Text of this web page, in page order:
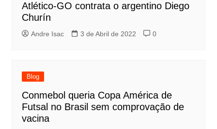
Atlético-GO contrata o argentino Diego
Churín
Andre Isac 3 de Abril de 2022 0
Blog
Conmebol queria Copa América de
Futsal no Brasil sem comprovação de
vacina